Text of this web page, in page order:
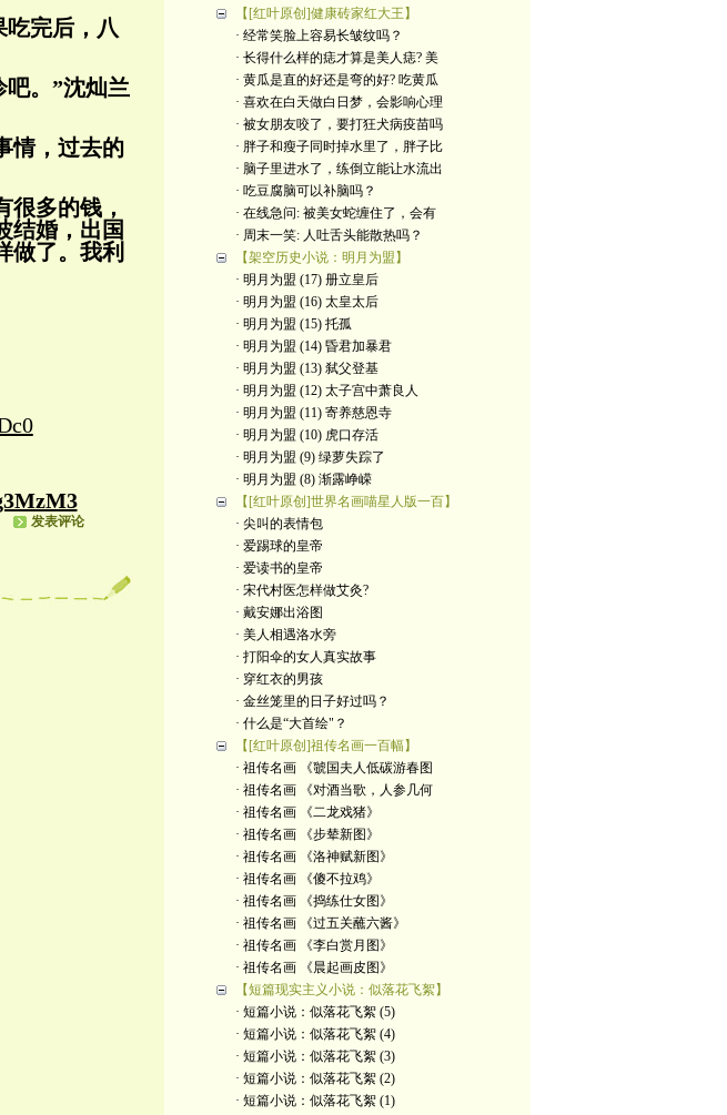
完后，八
。”沈灿兰
情，过去的
很多的钱，
结婚，出国
做了。我利
发表评论
【[红叶原创]健康砖家红大王】
· 经常笑脸上容易长皱纹吗？
· 长得什么样的痣才算是美人痣? 美
· 黄瓜是直的好还是弯的好? 吃黄瓜
· 喜欢在白天做白日梦，会影响心理
· 被女朋友咬了，要打狂犬病疫苗吗
· 胖子和瘦子同时掉水里了，胖子比
· 脑子里进水了，练倒立能让水流出
· 吃豆腐脑可以补脑吗？
· 在线急问: 被美女蛇缠住了，会有
· 周末一笑: 人吐舌头能散热吗？
【架空历史小说：明月为盟】
· 明月为盟 (17) 册立皇后
· 明月为盟 (16) 太皇太后
· 明月为盟 (15) 托孤
· 明月为盟 (14) 昏君加暴君
· 明月为盟 (13) 弑父登基
· 明月为盟 (12) 太子宫中萧良人
· 明月为盟 (11) 寄养慈恩寺
· 明月为盟 (10) 虎口存活
· 明月为盟 (9) 绿萝失踪了
· 明月为盟 (8) 渐露峥嵘
【[红叶原创]世界名画喵星人版一百】
· 尖叫的表情包
· 爱踢球的皇帝
· 爱读书的皇帝
· ​宋代村医怎样做艾灸?
· 戴安娜出浴图
· 美人相遇洛水旁
· 打阳伞的女人真实故事
· 穿红衣的男孩
· 金丝笼里的日子好过吗？
· 什么是“大首绘"？
【[红叶原创]祖传名画一百幅】
· 祖传名画 《虢国夫人低碳游春图
· 祖传名画 《对酒当歌，人参几何
· 祖传名画 《二龙戏猪》
· 祖传名画 《步辇新图》
· 祖传名画 《洛神赋新图》
· 祖传名画 《傻不拉鸡》
· 祖传名画 《捣练仕女图》
· 祖传名画 《过五关蘸六酱》
· 祖传名画 《李白赏月图》
· 祖传名画 《晨起画皮图》
【短篇现实主义小说：似落花飞絮】
· 短篇小说：似落花飞絮 (5)
· 短篇小说：似落花飞絮 (4)
· 短篇小说：似落花飞絮 (3)
· 短篇小说：似落花飞絮 (2)
· 短篇小说：似落花飞絮 (1)